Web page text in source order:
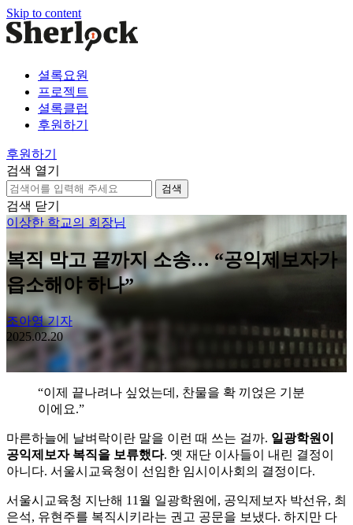
Skip to content
셜록요원
프로젝트
셜록클럽
후원하기
후원하기
검색 열기
검
색:
검색 닫기
이상한 학교의 회장님
복직 막고 끝까지 소송… “공익제보자가
읍소해야 하나”
조아영 기자
2025.02.20
“이제 끝나려나 싶었는데, 찬물을 확 끼얹은 기분
이에요.”
마른하늘에 날벼락이란 말을 이런 때 쓰는 걸까. 일광학원이
공익제보자 복직을 보류했다. 옛 재단 이사들이 내린 결정이
아니다. 서울시교육청이 선임한 임시이사회의 결정이다.
서울시교육청 지난해 11월 일광학원에, 공익제보자 박선유, 최
은석, 유현주를 복직시키라는 권고 공문을 보냈다. 하지만 다